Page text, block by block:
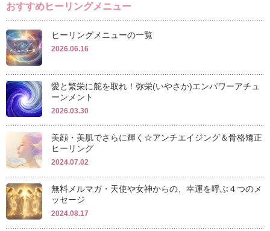
おすすめヒーリングメニュー
ヒーリングメニューの一覧
2026.06.16
愛と繁栄に舵を取れ！弥栄(いやさか)エンパワーアチュ
ーンメント
2026.03.30
美顔・美肌でさらに輝く☆アンチエイジング＆骨格矯正
ヒーリング
2024.07.02
無料メルマガ・天使や女神からの、幸運を呼ぶ４つのメ
ッセージ
2024.08.17